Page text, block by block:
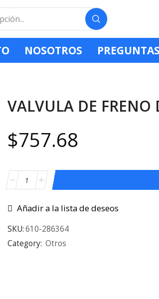
NOSOTROS
VALVULA DE FRENO
$757.68
Añadir a la lista de deseos
SKU:610-286364
Category: Otros